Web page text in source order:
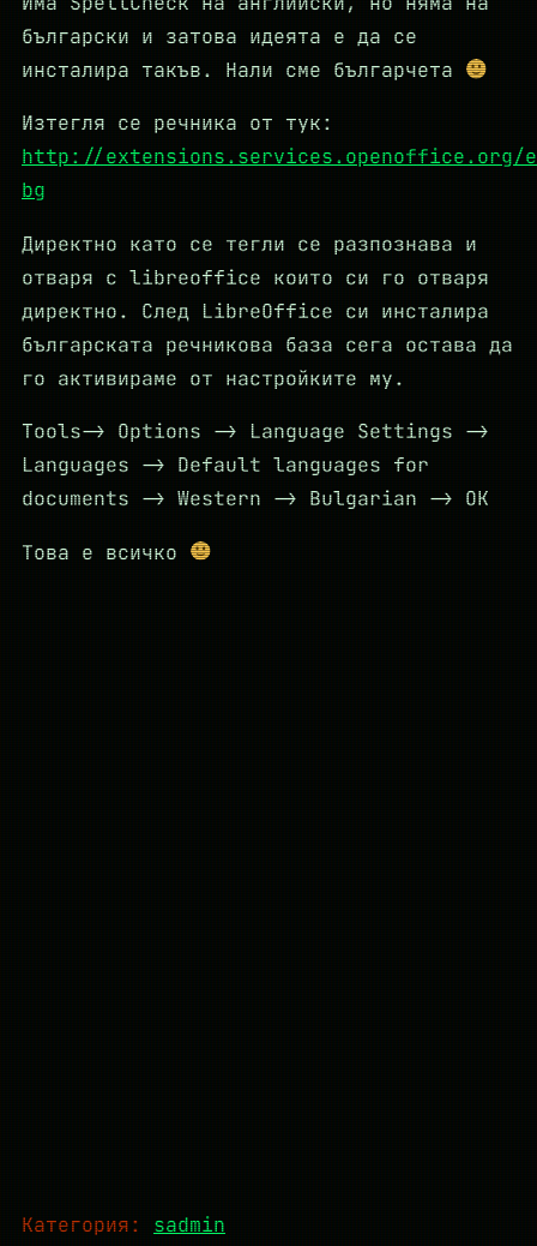
български и затова идеята е да се
инсталира такъв. Нали сме българчета
Изтегля се речника от тук:
http://
bg
Директно като се тегли се разпознава и
отваря с libreoffice които си го отваря
директно. След LibreOffice си инсталира
българската речникова база сега остава да
го активираме от настройките му.
Tools-> Options -> Language Settings ->
Languages -> Default languages for
documents -> Western -> Bulgarian -> OK
Това е всичко
Категория: sadmin